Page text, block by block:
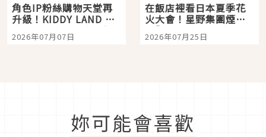
角色IP粉絲購物天堂再
升級！KIDDY LAND 原
宿店吉伊卡哇迎客，新
開幕 OMOKADO 店3分
2026年07月07日
在飯店裡看日本夏季花
火大會！星野集團煙火
景觀飯店6選，讓你不用
人擠人悠閒欣賞
2026年07月25日
妳可能會喜歡